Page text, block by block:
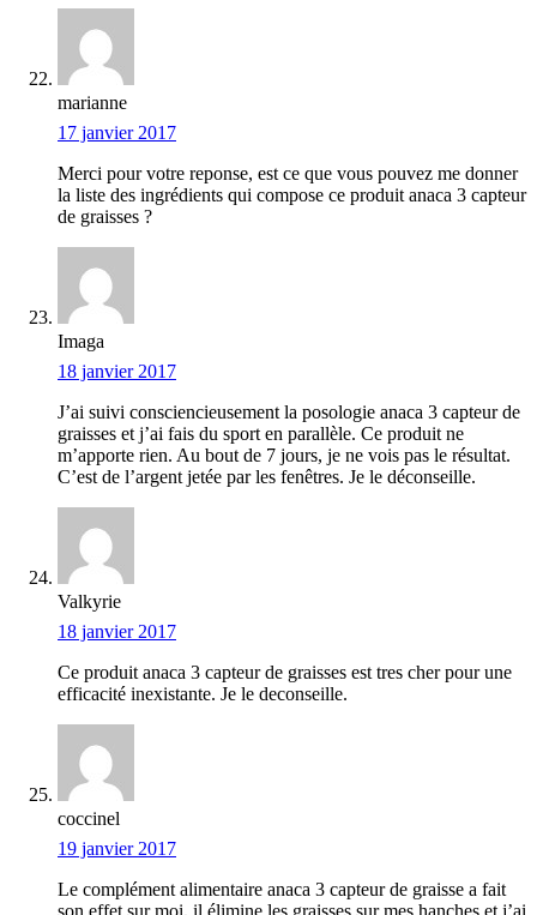
marianne
17 janvier 2017
Merci pour votre reponse, est ce que vous pouvez me donner
la liste des ingrédients qui compose ce produit anaca 3 capteur
de graisses ?
Imaga
18 janvier 2017
J’ai suivi consciencieusement la posologie anaca 3 capteur de
graisses et j’ai fais du sport en parallèle. Ce produit ne
m’apporte rien. Au bout de 7 jours, je ne vois pas le résultat.
C’est de l’argent jetée par les fenêtres. Je le déconseille.
Valkyrie
18 janvier 2017
Ce produit anaca 3 capteur de graisses est tres cher pour une
efficacité inexistante. Je le deconseille.
coccinel
19 janvier 2017
Le complément alimentaire anaca 3 capteur de graisse a fait
son effet sur moi, il élimine les graisses sur mes hanches et j’ai